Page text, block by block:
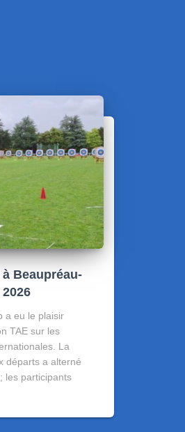
Beaupréau-
a eu le plaisir
TAE sur les
La
départs a alterné
les participants